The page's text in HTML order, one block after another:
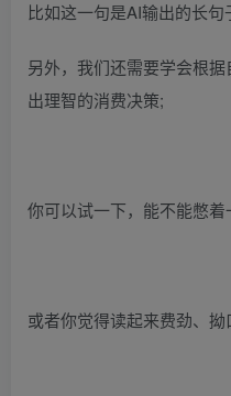
比如这一句是AI输出的长句
另外，我们还需要学会根
出理智的消费决策;
你可以试一下，能不能憋
或者你觉得读起来费劲、拗